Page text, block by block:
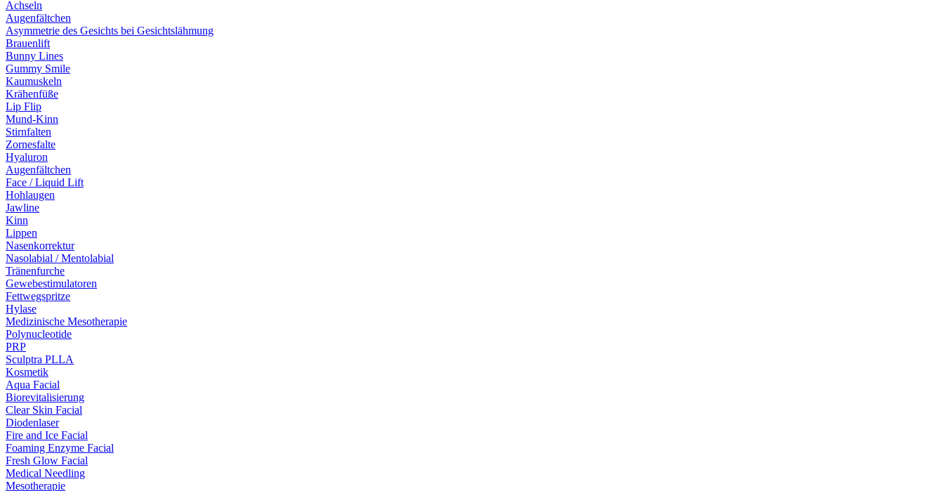
Achseln
Augenfältchen
Asymmetrie des Gesichts bei Gesichtslähmung
Brauenlift
Bunny Lines
Gummy Smile
Kaumuskeln
Krähenfüße
Lip Flip
Mund-Kinn
Stirnfalten
Zornesfalte
Hyaluron
Augenfältchen
Face / Liquid Lift
Hohlaugen
Jawline
Kinn
Lippen
Nasenkorrektur
Nasolabial / Mentolabial
Tränenfurche
Gewebestimulatoren
Fettwegspritze
Hylase
Medizinische Mesotherapie
Polynucleotide
PRP
Sculptra PLLA
Kosmetik
Aqua Facial
Biorevitalisierung
Clear Skin Facial
Diodenlaser
Fire and Ice Facial
Foaming Enzyme Facial
Fresh Glow Facial
Medical Needling
Mesotherapie